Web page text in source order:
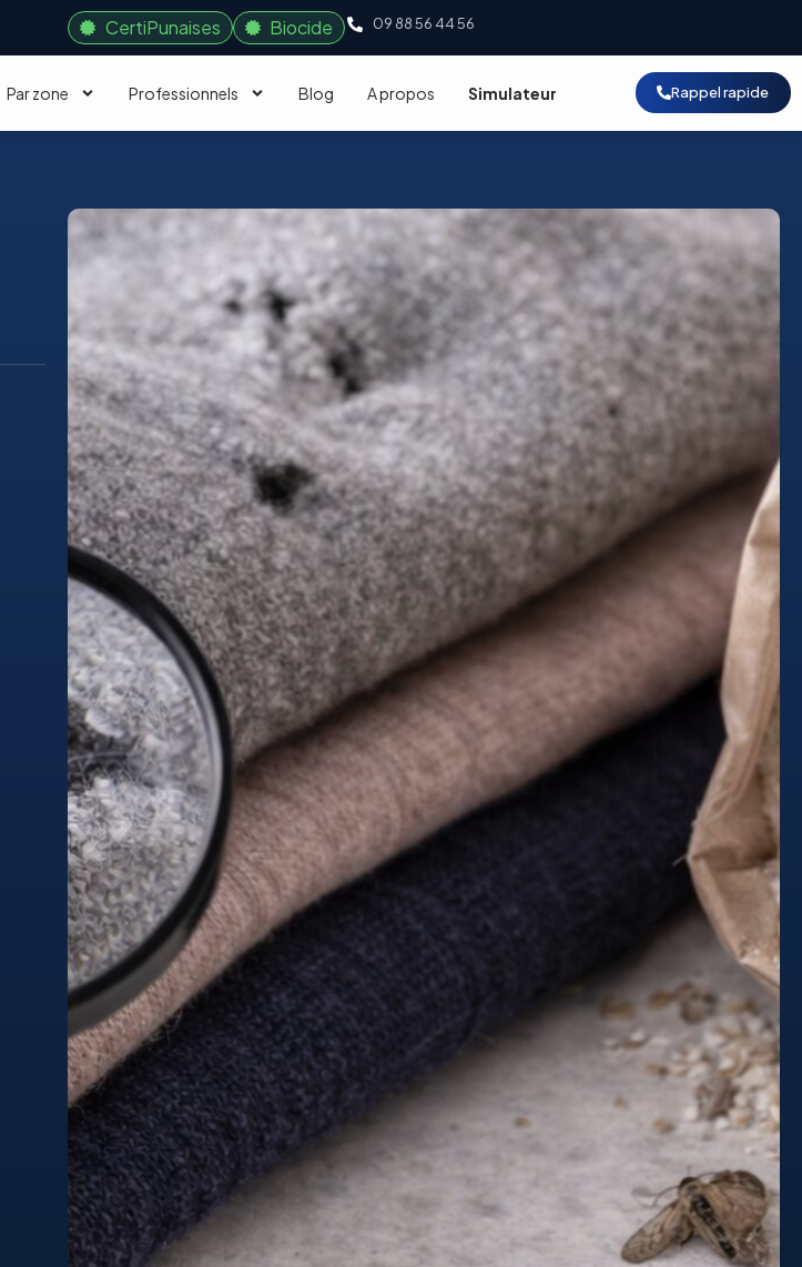
CertiPunaises Biocide 09 88 56 44 56
Par zone Professionnels Blog A propos Simulateur Rappel rapide